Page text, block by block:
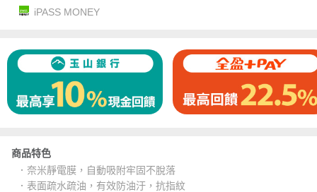
iPASS MONEY
商品特色
．奈米靜電膜，自動吸附牢固不脫落
．表面疏水疏油，有效防油汙，抗指紋